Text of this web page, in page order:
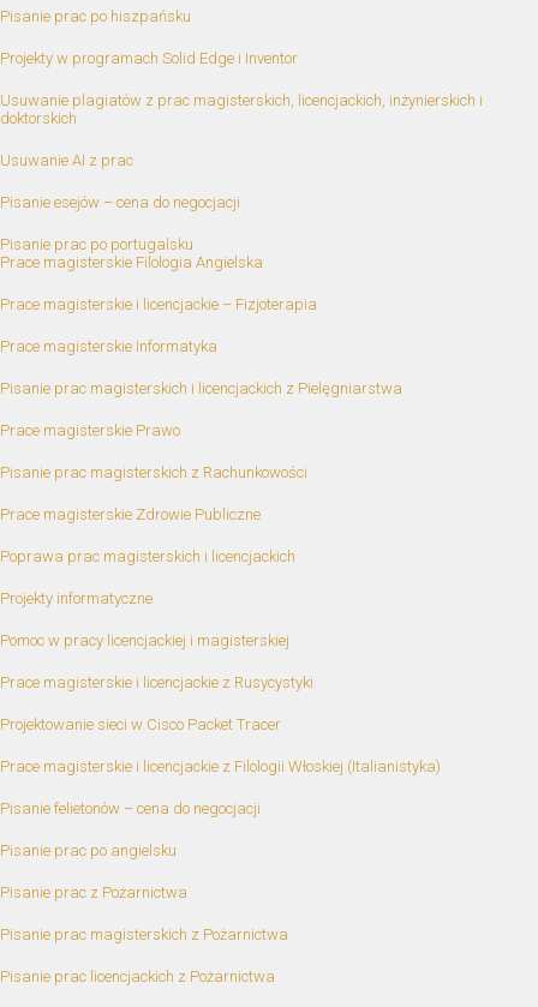
Pisanie prac po hiszpańsku
Projekty w programach Solid Edge i Inventor
Usuwanie plagiatów z prac magisterskich, licencjackich, inżynierskich i
doktorskich
Usuwanie AI z prac
Pisanie esejów – cena do negocjacji
Pisanie prac po portugalsku
Prace magisterskie Filologia Angielska
Prace magisterskie i licencjackie – Fizjoterapia
Prace magisterskie Informatyka
Pisanie prac magisterskich i licencjackich z Pielęgniarstwa
Prace magisterskie Prawo
Pisanie prac magisterskich z Rachunkowości
Prace magisterskie Zdrowie Publiczne
Poprawa prac magisterskich i licencjackich
Projekty informatyczne
Pomoc w pracy licencjackiej i magisterskiej
Prace magisterskie i licencjackie z Rusycystyki
Projektowanie sieci w Cisco Packet Tracer
Prace magisterskie i licencjackie z Filologii Włoskiej (Italianistyka)
Pisanie felietonów – cena do negocjacji
Pisanie prac po angielsku
Pisanie prac z Pożarnictwa
Pisanie prac magisterskich z Pożarnictwa
Pisanie prac licencjackich z Pożarnictwa